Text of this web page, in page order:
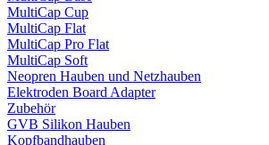
MultiCap Cup
MultiCap Flat
MultiCap Pro Flat
MultiCap Soft
Neopren Hauben und Netzhauben
Elektroden Board Adapter
Zubehör
GVB Silikon Hauben
Kopfbandhauben